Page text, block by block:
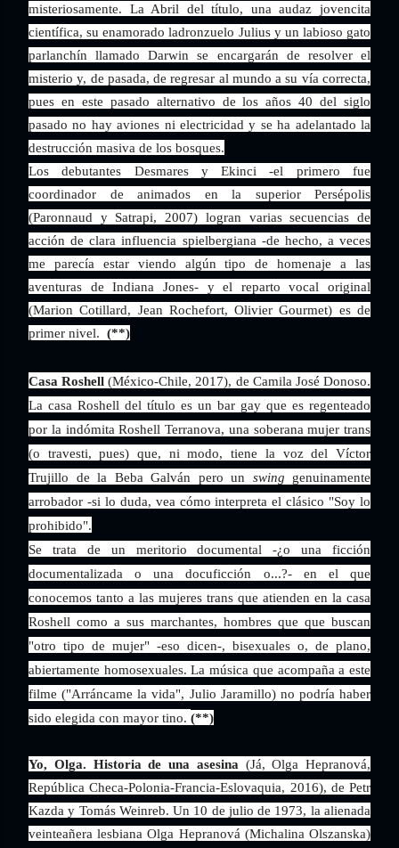
misteriosamente. La Abril del título, una audaz jovencita
científica, su enamorado ladronzuelo Julius y un labioso gato
parlanchín llamado Darwin se encargarán de resolver el
misterio y, de pasada, de regresar al mundo a su vía correcta,
pues en este pasado alternativo de los años 40 del siglo
pasado no hay aviones ni electricidad y se ha adelantado la
destrucción masiva de los bosques.
Los debutantes Desmares y Ekinci -el primero fue
coordinador de animados en la superior Persépolis
(Paronnaud y Satrapi, 2007) logran varias secuencias de
acción de clara influencia spielbergiana -de hecho, a veces
me parecía estar viendo algún tipo de homenaje a las
aventuras de Indiana Jones- y el reparto vocal original
(Marion Cotillard, Jean Rochefort, Olivier Gourmet) es de
primer nivel. (**)
Casa Roshell(México-Chile, 2017), de Camila José Donoso.
La casa Roshell del título es un bar gay que es regenteado
por la indómita Roshell Terranova, una soberana mujer trans
(o travesti, pues) que, ni modo, tiene la voz del Víctor
Trujillo de la Beba Galván pero un swing genuinamente
arrobador -si lo duda, vea cómo interpreta el clásico "Soy lo
prohibido".
Se trata de un meritorio documental -¿o una ficción
documentalizada o una docuficción o...?- en el que
conocemos tanto a las mujeres trans que atienden en la casa
Roshell como a sus marchantes, hombres que que buscan
"otro tipo de mujer" -eso dicen-, bisexuales o, de plano,
abiertamente homosexuales. La música que acompaña a este
filme ("Arráncame la vida", Julio Jaramillo) no podría haber
sido elegida con mayor tino. (**)
Yo, Olga. Historia de una asesina (Já, Olga Hepranová,
República Checa-Polonia-Francia-Eslovaquia, 2016), de Petr
Kazda y Tomás Weinreb. Un 10 de julio de 1973, la alienada
veinteañera lesbiana Olga Hepranová (Michalina Olszanska)